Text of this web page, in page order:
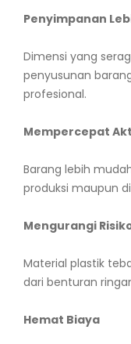
Penyimpanan
Dimensi yang
penyusunan
profesional.
Mempercepat
Barang lebih
produksi maupun
Mengurangi
Material plastik
dari benturan
Hemat Biaya